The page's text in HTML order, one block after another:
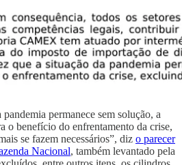
permanece sem solução, a
o benefício do enfrentamento da crise,
se fazem necessários”, diz o parecer
Nacional, também levantado pela